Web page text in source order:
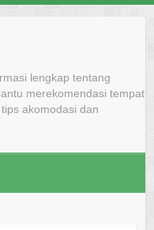
lengkap tentang
merekomendasi tempat
akomodasi dan